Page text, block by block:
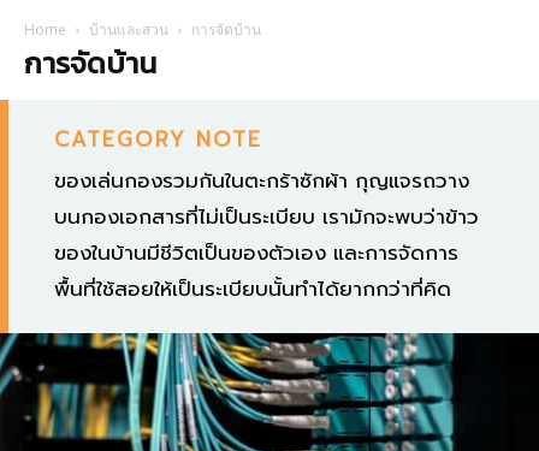
Home บ้านและสวน การจัดบ้าน
การจัดบ้าน
CATEGORY NOTE
ของเล่นกองรวมกันในตะกร้าซักผ้า กุญแจรถวาง
บนกองเอกสารที่ไม่เป็นระเบียบ เรามักจะพบว่าข้าว
ของในบ้านมีชีวิตเป็นของตัวเอง และการจัดการ
พื้นที่ใช้สอยให้เป็นระเบียบนั้นทำได้ยากกว่าที่คิด